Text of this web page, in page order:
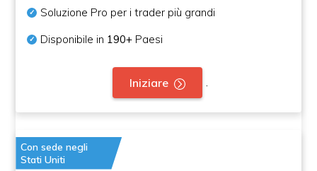
Soluzione Pro per i trader più grandi
Disponibile in 190+ Paesi
Iniziare
Con sede negli
Stati Uniti